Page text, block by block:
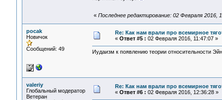
« Последнее редактирование: 02 Февраля 2016,
pocak
Новичок
Сообщений: 49
Re: Как нам врали про всемирное
« Ответ #5 : 02 Февраля 2016, 11:47:07 »
Иудаизм к появлению теории относительности
valeriy
Глобальный модератор
Ветеран
Re: Как нам врали про всемирное
« Ответ #6 : 02 Февраля 2016, 12:36:28 »